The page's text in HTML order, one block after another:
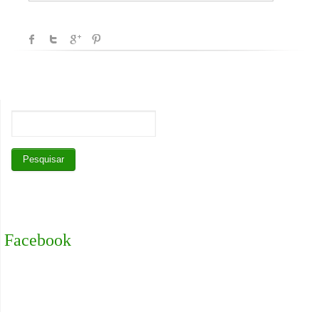
Facebook